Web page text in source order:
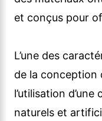
et conçus pour
L’une des
de la conception
l’utilisation
naturels et